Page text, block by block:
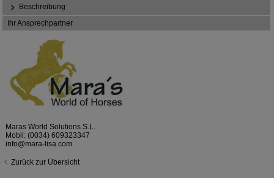
Beschreibung
Ihr Ansprechpartner
Maras World Solutions S.L.
Mobil: (0034) 609323347
info@mara-lisa.com
Zurück zur Übersicht